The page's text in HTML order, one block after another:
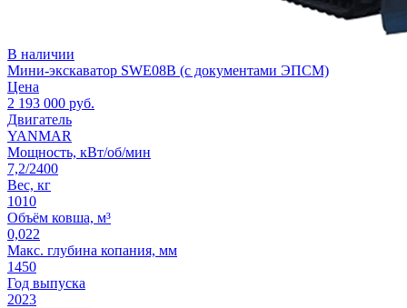
В наличии
Мини-экскаватор SWE08B (с документами ЭПСМ)
Цена
2 193 000 руб.
Двигатель
YANMAR
Мощность, кВт/об/мин
7,2/2400
Вес, кг
1010
Объём ковша, м³
0,022
Макс. глубина копания, мм
1450
Год выпуска
2023